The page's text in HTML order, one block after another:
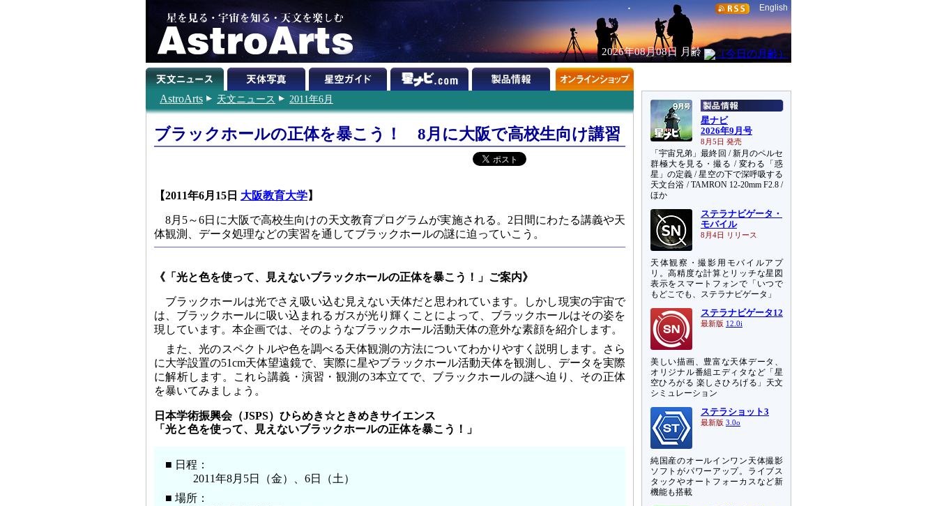
English
2026年08月08日 月齢
AstroArts 天文ニュース 2011年6月
ブラックホールの正体を暴こう！ 8月に大阪で高校生向け講習
【2011年6月15日 大阪教育大学】
8月5～6日に大阪で高校生向けの天文教育プログラムが実施される。2日間にわたる講義や天
体観測、データ処理などの実習を通してブラックホールの謎に迫っていこう。
《「光と色を使って、見えないブラックホールの正体を暴こう！」ご案内》
ブラックホールは光でさえ吸い込む見えない天体だと思われています。しかし現実の宇宙で
は、ブラックホールに吸い込まれるガスが光り輝くことによって、ブラックホールはその姿を
現しています。本企画では、そのようなブラックホール活動天体の意外な素顔を紹介します。
また、光のスペクトルや色を調べる天体観測の方法についてわかりやすく説明します。さら
に大学設置の51cm天体望遠鏡で、実際に星やブラックホール活動天体を観測し、データを実際
に解析します。これら講義・演習・観測の3本立てで、ブラックホールの謎へ迫り、その正体
を暴いてみましょう。
日本学術振興会（JSPS）ひらめき☆ときめきサイエンス
「光と色を使って、見えないブラックホールの正体を暴こう！」
■ 日程：
2011年8月5日（金）、6日（土）
■ 場所：
星ナビ
2026年9月号
8月5日 発売
「宇宙兄弟」最終回 / 新月のペルセ
群極大を見る・撮る / 変わる「惑
星」の定義 / 星空の下で深呼吸する
天文台浴 / TAMRON 12-20mm F2.8 /
ほか
ステラナビゲータ・
モバイル
8月4日 リリース
天体観察・撮影用モバイルアプ
リ。高精度な計算とリッチな星図
表示をスマートフォンで「いつで
もどこでも、ステラナビゲータ」
ステラナビゲータ12
最新版 12.0i
美しい描画、豊富な天体データ、
オリジナル番組エディタなど「星
空ひろがる 楽しさひろげる」天文
シミュレーション
ステラショット3
最新版 3.0o
純国産のオールインワン天体撮影
ソフトがパワーアップ。ライブス
タックやオートフォーカスなど新
機能も搭載